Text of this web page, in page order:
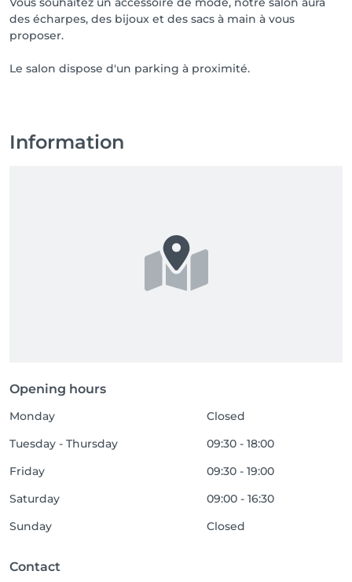
des écharpes, des bijoux et des sacs à main à vous
proposer.
Le salon dispose d'un parking à proximité.
Information
Opening hours
Monday
Closed
Tuesday - Thursday
09:30 - 18:00
Friday
09:30 - 19:00
Saturday
09:00 - 16:30
Sunday
Closed
Contact